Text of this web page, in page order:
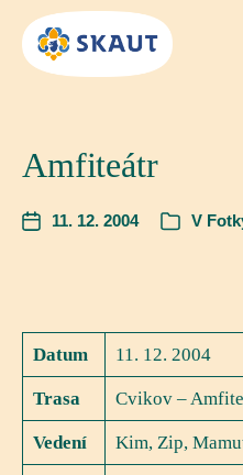
Amfiteátr
11. 12. 2004 V
Datum 11. 12. 2004
Trasa Cvikov –
Vedení Kim, Zip,